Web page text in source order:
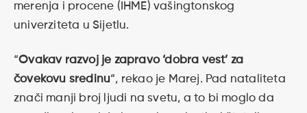
merenja i procene (IHME) vašingtonskog
univerziteta u Sijetlu.
“Ovakav razvoj je zapravo ‘dobra vest’ za
čovekovu sredinu“, rekao je Marej. Pad nataliteta
znači manji broj ljudi na svetu, a to bi moglo da